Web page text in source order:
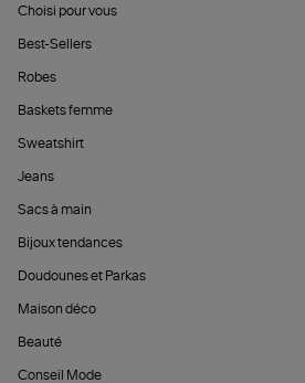
Choisi pour vous
Best-Sellers
Robes
Baskets femme
Sweatshirt
Jeans
Sacs à main
Bijoux tendances
Doudounes et Parkas
Maison déco
Beauté
Conseil Mode